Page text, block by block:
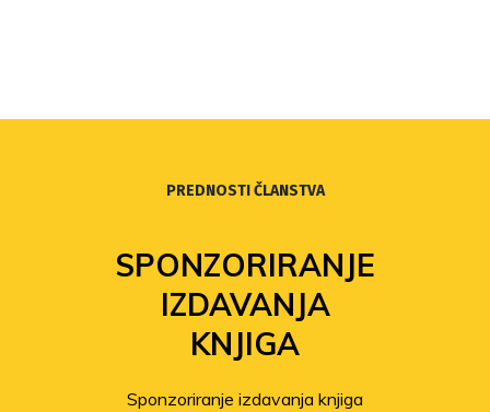
PREDNOSTI ČLANSTVA
SPONZORIRANJE
IZDAVANJA
KNJIGA
Sponzoriranje izdavanja knjiga